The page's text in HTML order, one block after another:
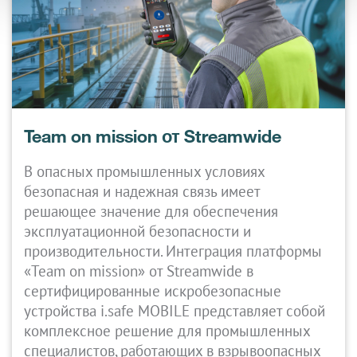
Team on mission от Streamwide
В опасных промышленных условиях
безопасная и надежная связь имеет
решающее значение для обеспечения
эксплуатационной безопасности и
производительности. Интеграция платформы
«Team on mission» от Streamwide в
сертифицированные искробезопасные
устройства i.safe MOBILE представляет собой
комплексное решение для промышленных
специалистов, работающих в взрывоопасных